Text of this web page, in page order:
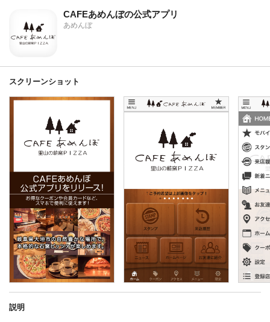
CAFEあめんぼの公式アプリ
あめんぼ
スクリーンショット
説明